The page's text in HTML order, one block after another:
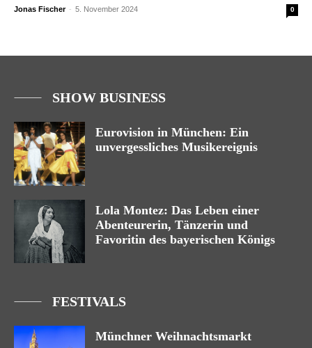
Jonas Fischer - 5. November 2024 0
SHOW BUSINESS
Eurovision in München: Ein
unvergessliches Musikereignis
Lola Montez: Das Leben einer
Abenteurerin, Tänzerin und
Favoritin des bayerischen Königs
FESTIVALS
Münchner Weihnachtsmarkt